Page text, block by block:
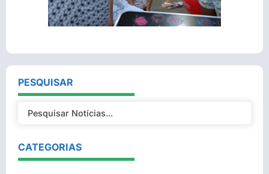
PESQUISAR
CATEGORIAS